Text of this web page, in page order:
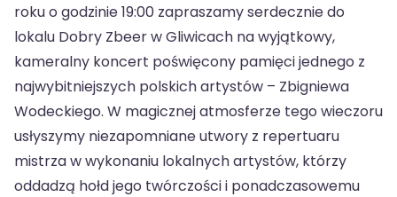
roku o godzinie 19:00 zapraszamy serdecznie do
lokalu Dobry Zbeer w Gliwicach na wyjątkowy,
kameralny koncert poświęcony pamięci jednego z
najwybitniejszych polskich artystów – Zbigniewa
Wodeckiego. W magicznej atmosferze tego wieczoru
usłyszymy niezapomniane utwory z repertuaru
mistrza w wykonaniu lokalnych artystów, którzy
oddadzą hołd jego twórczości i ponadczasowemu